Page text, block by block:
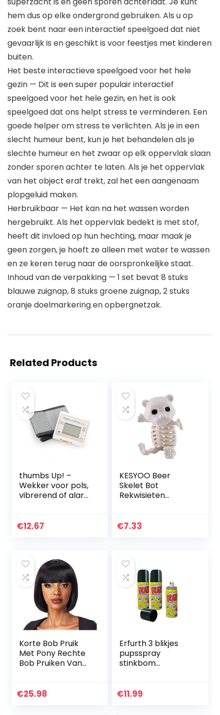
hem dus op elke ondergrond gebruiken. Als u op
zoek bent naar een interactief speelgoed dat niet
gevaarlijk is en geschikt is voor feestjes met kinderen
buiten.
Het beste interactieve speelgoed voor het hele
gezin — Dit is een super populair interactief
speelgoed voor het hele gezin, en het is ook
speelgoed dat ons helpt stress te verminderen. Een
goede helper om stress te verlichten. Als je in een
slecht humeur bent, kun je het behandelen als je
slechte humeur en het zwaar op elk oppervlak slaan
zonder sporen achter te laten. Als je het oppervlak
van het object eraf trekt, zal het een aangenaam
plopgeluid maken.
Herbruikbaar — Het kan na het wassen worden
hergebruikt. Als het oppervlak bedekt is met stof,
heeft dit invloed op hun hechting, maar maak je
geen zorgen, je hoeft ze alleen met water te wassen
en ze keren terug naar de oorspronkelijke staat.
Inhoud van de verpakking — 1 set bevat 8 stuks
blauwe zuignap, 8 stuks groene zuignap, 2 stuks
oranje doelmarkering en opbergnetzak.
Related Products
thumbs Up! –
Wekker voor pols,
vibrerend of alarm
display – 000413
€12.67
KESYOO Beer
Skelet Bot
Rekwisieten
Figuren Botten
€7.33
Korte Bob Pruik
Met Pony Rechte
Bob Pruiken Van
Geen Lace Front
€25.98
Erfurth 3 blikjes
pupsspray
stinkbom
per blik)
€11.99